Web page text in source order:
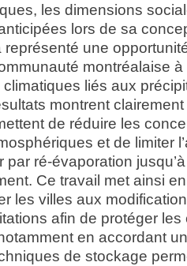
les dimensions
lors de sa
représenté une
montréalaise
liés aux
montrent
de réduire les
et de limiter
ré-évaporation
Ce travail met ainsi
les villes aux
afin de protéger les
en accordant
de stockage